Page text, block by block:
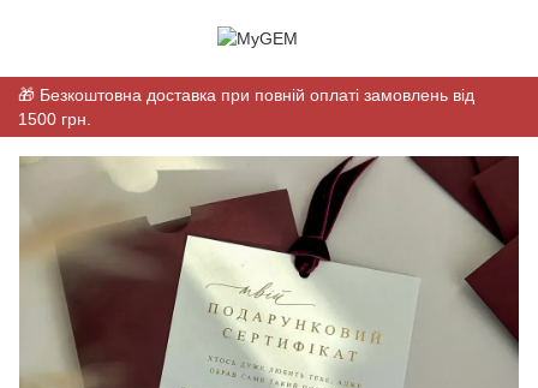
🎁 Безкоштовна доставка при повній оплаті замовлень від
1500 грн.